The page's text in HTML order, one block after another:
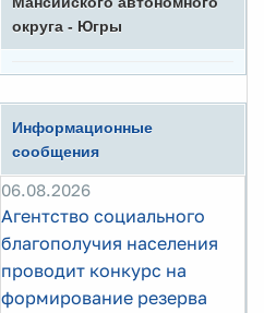
округа - Югры
Информационные
сообщения
06.08.2026
Агентство социального
благополучия населения
проводит конкурс на
формирование резерва